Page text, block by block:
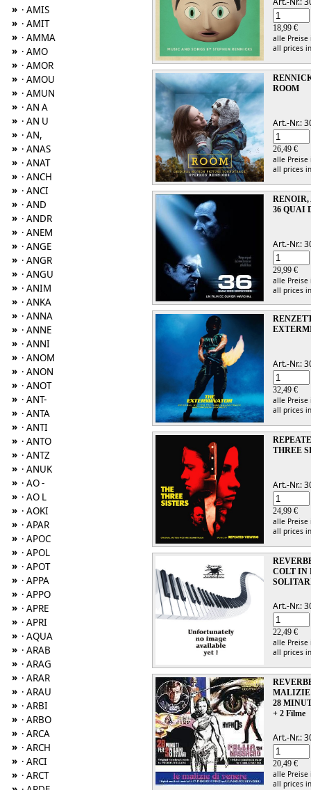
» · AMIS
» · AMIT
» · AMMA
» · AMO
» · AMOR
» · AMOU
» · AMUN
» · AN A
» · AN U
» · AN,
» · ANAS
» · ANAT
» · ANCH
» · ANCI
» · AND
» · ANDR
» · ANEM
» · ANGE
» · ANGR
» · ANGU
» · ANIM
» · ANKA
» · ANNA
» · ANNE
» · ANNI
» · ANOM
» · ANON
» · ANOT
» · ANT-
» · ANTA
» · ANTI
» · ANTO
» · ANTZ
» · ANUK
» · AO -
» · AO L
» · AOKI
» · APAR
» · APOC
» · APOL
» · APOT
» · APPA
» · APPO
» · APRE
» · APRI
» · AQUA
» · ARAB
» · ARAG
» · ARAR
» · ARAU
» · ARBI
» · ARBO
» · ARCA
» · ARCH
» · ARCI
» · ARCT
18,99 €
alle
all prices
ROOM
Art.-Nr.:
26,49 €
alle
all prices
RENOIR,
36 QUAI
Art.-Nr.:
29,99 €
alle
all prices
Art.-Nr.:
32,49 €
alle
all prices
THREE
Art.-Nr.:
24,99 €
alle
all prices
COLT IN
Art.-Nr.:
22,49 €
alle
all prices
MALIZIE
28
+ 2 Filme
Art.-Nr.:
20,49 €
alle
all prices